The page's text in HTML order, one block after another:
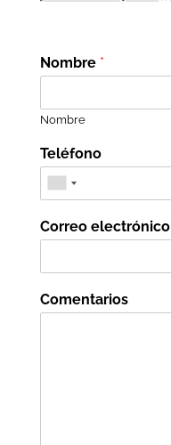
Nombre *
Nombre
Teléfono
Correo electrónico
Comentarios